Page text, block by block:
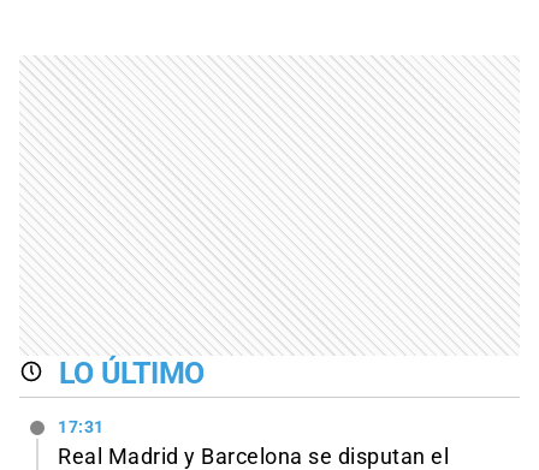
LO ÚLTIMO
17:31
Real Madrid y Barcelona se disputan el